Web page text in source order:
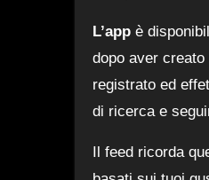
L’app è
dopo aver
registrato ed
di ricerca e
Il feed ricorda